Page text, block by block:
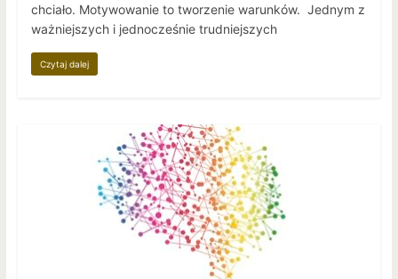
chciało. Motywowanie to tworzenie warunków. Jednym z
ważniejszych i jednocześnie trudniejszych
Czytaj dalej